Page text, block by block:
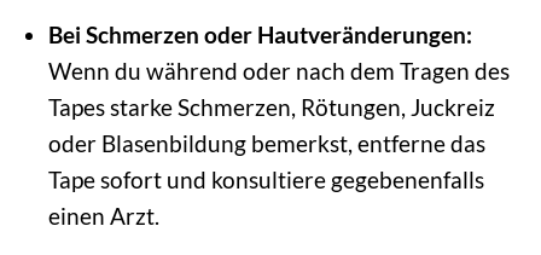
Bei Schmerzen oder Hautveränderungen:
Wenn du während oder nach dem Tragen des
Tapes starke Schmerzen, Rötungen, Juckreiz
oder Blasenbildung bemerkst, entferne das
Tape sofort und konsultiere gegebenenfalls
einen Arzt.